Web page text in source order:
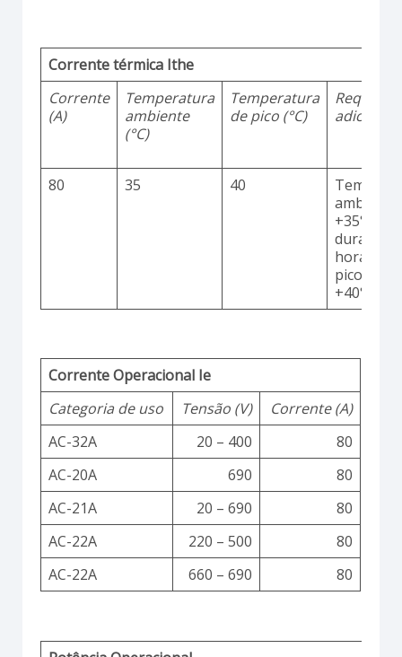
Corrente térmica Ithe
Corrente
(A)
Temperatura
ambiente
(°C)
Temperatura
de pico (°C)
adicionais
80 35 40
ambiente
+35°C
durante
horas
picos até
+40°C
Corrente Operacional Ie
Categoria de uso
Tensão (V)
Corrente (A)
AC-32A
20 – 400
80
AC-20A
690
80
AC-21A
20 – 690
80
AC-22A
220 – 500
80
AC-22A
660 – 690 80